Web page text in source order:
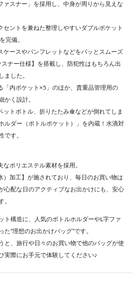
ァスナー」を採用し、中身が周りから見えな
ントを兼ねた整理しやすいダブルポケット
完備。
ケースやパンフレットなどをパッとスムーズ
ナー仕様】を搭載し、防犯性はもちろん出
ました。
「内ポケット×5」のほか、貴重品管理用の
かく設計。
トボトル、折りたたみ傘などが倒れてしま
ルダー（ボトルポケット）」を内蔵！水滴対
です。
ポリエステル素材を採用。
）加工】が施されており、毎日のお買い物は
心配な日のアクティブなお出かけにも、安心
。
ト構造に、人気のボトルホルダーやL字ファ
“理想のお出かけバッグ”です。
と、旅行や日々のお買い物で他のバッグが使
実際にお手元で体験してください♪